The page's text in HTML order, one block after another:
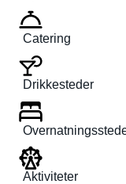
Catering
Drikkesteder
Aktiviteter